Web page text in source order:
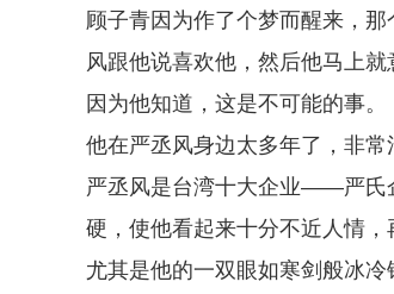
顾子青因为作了个梦而醒来，
风跟他说喜欢他，然后他马上就
因为他知道，这是不可能的事。
他在严丞风身边太多年了，非常
严丞风是台湾十大企业——严氏
硬，使他看起来十分不近人情
尤其是他的一双眼如寒剑般冰